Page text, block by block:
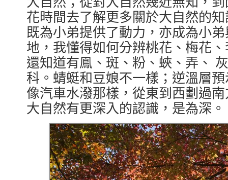
花時間去了解更多關於大自然的
既為小弟提供了動力，亦成為小
地，我懂得如何分辨桃花、梅花
還知道有鳯、斑、粉、蛺、弄、
科。蜻蜓和豆娘不一樣；逆溫層
像汽車水潑那樣，從東到西劃過
大自然有更深入的認識，是為深。